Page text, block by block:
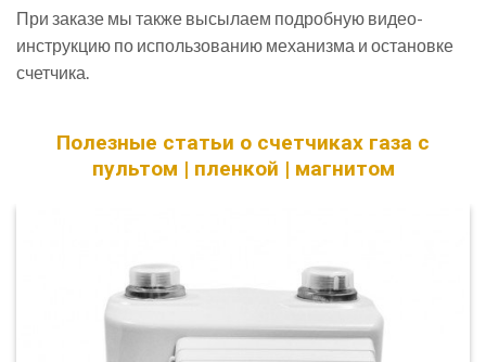
При заказе мы также высылаем подробную видео-
инструкцию по использованию механизма и остановке
счетчика.
Полезные статьи о счетчиках газа с
пультом | пленкой | магнитом